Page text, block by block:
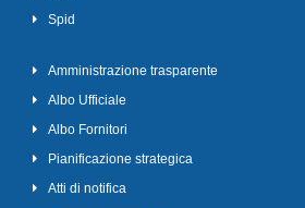
Spid
Amministrazione trasparente
Albo Ufficiale
Albo Fornitori
Pianificazione strategica
Atti di notifica